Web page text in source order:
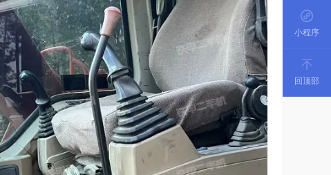
小程序
回顶部